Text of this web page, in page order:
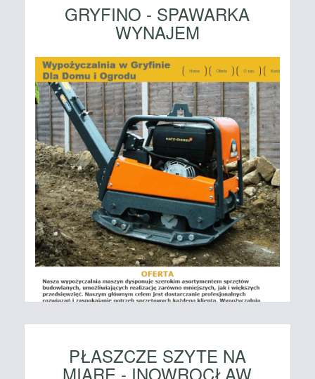
GRYFINO - SPAWARKA
WYNAJEM
PŁASZCZE SZYTE NA
MIARĘ - INOWROCŁAW